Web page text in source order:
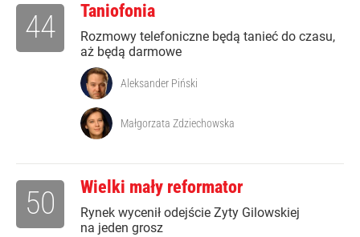
Taniofonia
Rozmowy telefoniczne będą tanieć do czasu,
aż będą darmowe
44
Aleksander Piński
Małgorzata Zdziechowska
Wielki mały reformator
Rynek wycenił odejście Zyty Gilowskiej
na jeden grosz
50